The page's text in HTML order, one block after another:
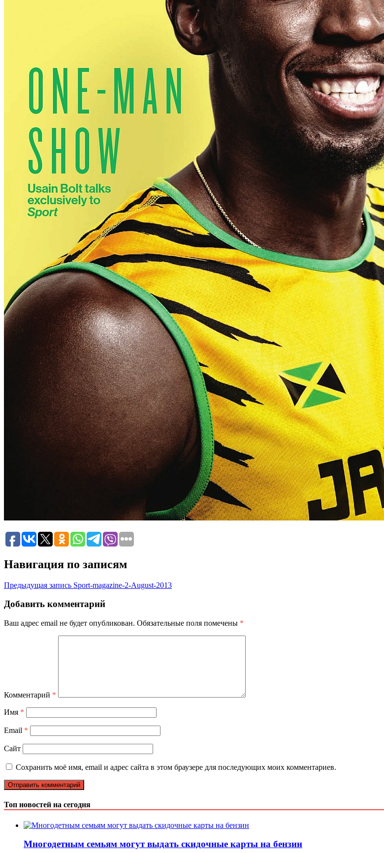
Навигация по записям
Предыдущая запись Sport-magazine-2-August-2013
Добавить комментарий
Ваш адрес email не будет опубликован. Обязательные поля помечены *
Комментарий *
Имя *
Email *
Сайт
Сохранить моё имя, email и адрес сайта в этом браузере для последующих моих комментариев.
Топ новостей на сегодня
Многодетным семьям могут выдать скидочные карты на бензин